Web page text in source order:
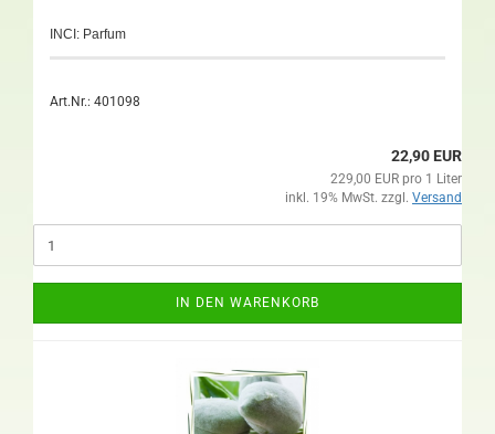
INCI: Parfum
Art.Nr.: 401098
22,90 EUR
229,00 EUR pro 1 Liter
inkl. 19% MwSt. zzgl. Versand
IN DEN WARENKORB